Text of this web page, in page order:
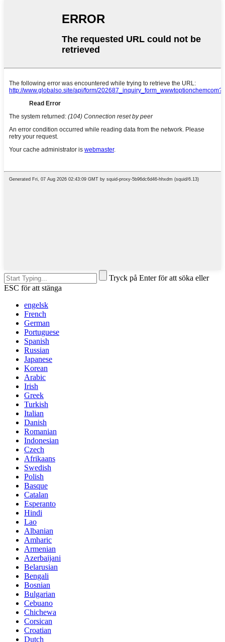
Tryck på Enter för att söka eller
ESC för att stänga
engelsk
French
German
Portuguese
Spanish
Russian
Japanese
Korean
Arabic
Irish
Greek
Turkish
Italian
Danish
Romanian
Indonesian
Czech
Afrikaans
Swedish
Polish
Basque
Catalan
Esperanto
Hindi
Lao
Albanian
Amharic
Armenian
Azerbaijani
Belarusian
Bengali
Bosnian
Bulgarian
Cebuano
Chichewa
Corsican
Croatian
Dutch